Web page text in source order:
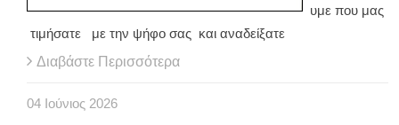
υμε που μας
τιμήσατε με την ψήφο σας και αναδείξατε
Διαβάστε Περισσότερα
04 Ιούνιος 2026